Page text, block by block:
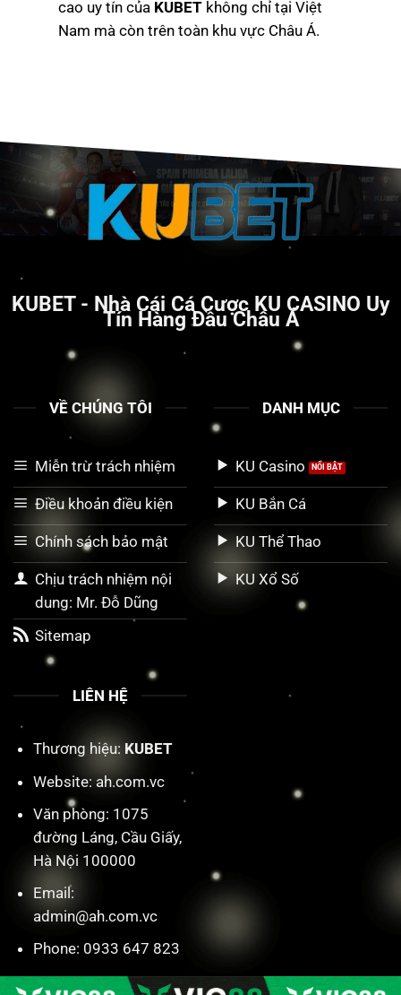
cao uy tín của KUBETkhông chỉ tại Việt
Nam mà còn trên toàn khu vực Châu Á.
KUBET- Nhà Cái Cá Cược KU CASINO Uy
Tín Hàng Đầu Châu Á
VỀ CHÚNG TÔI
Miễn trừ trách nhiệm
Điều khoản điều kiện
Chính sách bảo mật
Chịu trách nhiệm nội
dung: Mr. Đỗ Dũng
Sitemap
DANH MỤC
KU Casino
KU Bắn Cá
KU Thể Thao
KU Xổ Số
LIÊN HỆ
Thương hiệu: KUBET
Website: ah.com.vc
Văn phòng: 1075
đường Láng, Cầu Giấy,
Hà Nội 100000
Email:
admin@ah.com.vc
Phone: 0933 647 823